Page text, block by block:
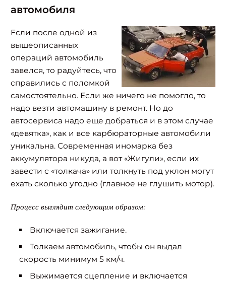
автомобиля
Если после одной из
вышеописанных
операций автомобиль
завелся, то радуйтесь, что
справились с поломкой
самостоятельно. Если же ничего не помогло, то
надо везти автомашину в ремонт. Но до
автосервиса надо еще добраться и в этом случае
«девятка», как и все карбюраторные автомобили
уникальна. Современная иномарка без
аккумулятора никуда, а вот «Жигули», если их
завести с «толкача» или толкнуть под уклон могут
ехать сколько угодно (главное не глушить мотор).
Процесс выглядит следующим образом:
Включается зажигание.
Толкаем автомобиль, чтобы он выдал
скорость минимум 5 км/ч.
Выжимается сцепление и включается